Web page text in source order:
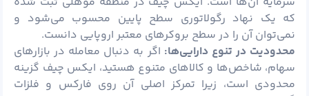
که یک نهاد رگولاتوری سطح پایین محسوب می‌شود و
نمی‌توان آن را در سطح بروکرهای معتبر اروپایی دانست.
محدودیت در تنوع دارایی‌ها: اگر به دنبال معامله در بازارهای
سهام، شاخص‌ها و کالاهای متنوع هستید، ایکس چیف گزینه
محدودی است، زیرا تمرکز اصلی آن روی فارکس و فلزات